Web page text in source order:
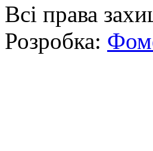
Всі права
Розробка: